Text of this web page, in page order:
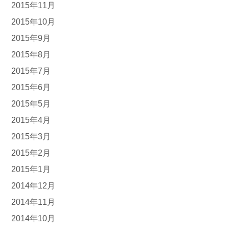
2015年11月
2015年10月
2015年9月
2015年8月
2015年7月
2015年6月
2015年5月
2015年4月
2015年3月
2015年2月
2015年1月
2014年12月
2014年11月
2014年10月